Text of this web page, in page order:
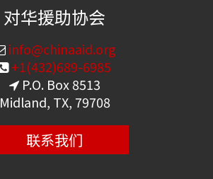
对华援助协会
info@chinaaid.org
+1(432)689-6985
P.O. Box 8513
Midland, TX, 79708
联系我们